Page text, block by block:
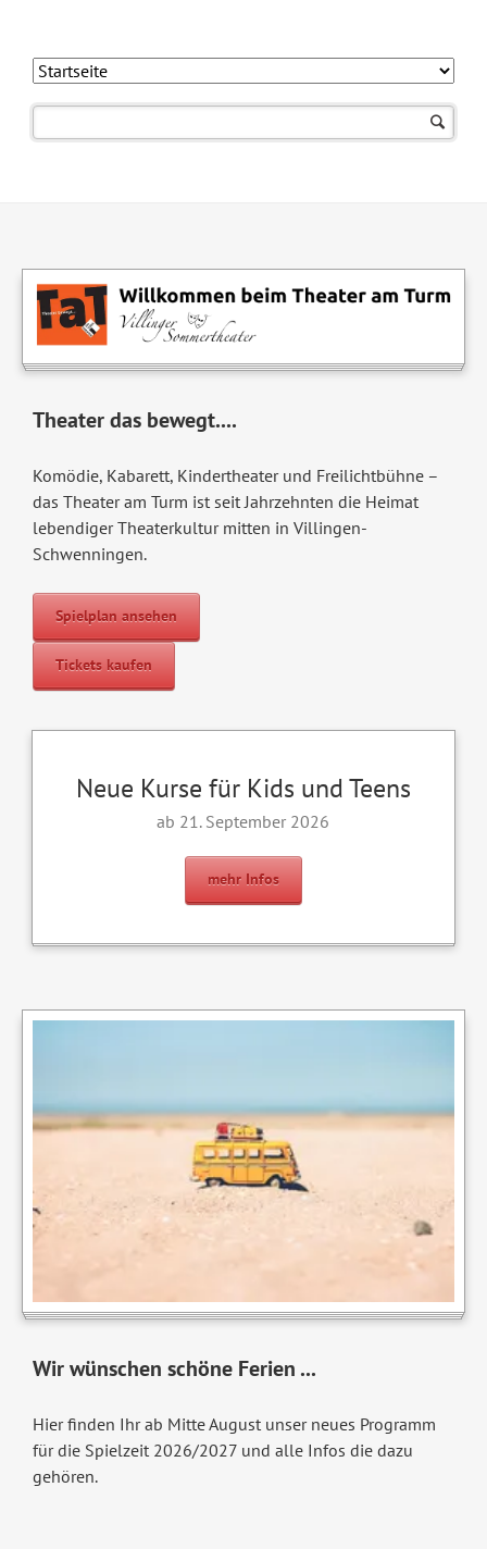
Theater das bewegt....
Komödie, Kabarett, Kindertheater und Freilichtbühne –
das Theater am Turm ist seit Jahrzehnten die Heimat
lebendiger Theaterkultur mitten in Villingen-
Schwenningen.
Spielplan ansehen
Tickets kaufen
Neue Kurse für Kids und Teens
ab 21. September 2026
mehr Infos
Wir wünschen schöne Ferien ...
Hier finden Ihr ab Mitte August unser neues Programm
für die Spielzeit 2026/2027 und alle Infos die dazu
gehören.